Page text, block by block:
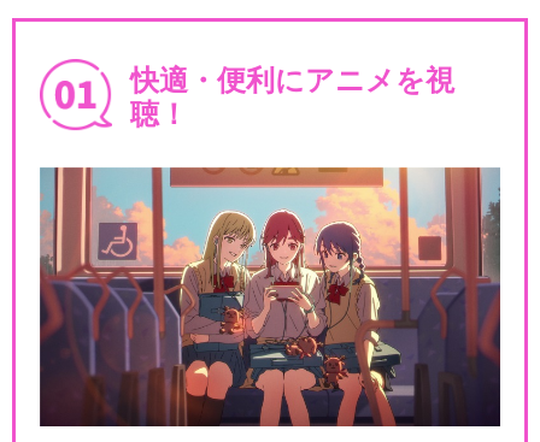
DD北斗の拳2 イチゴ味＋
閉じる
快適・便利にアニメを視
聴！